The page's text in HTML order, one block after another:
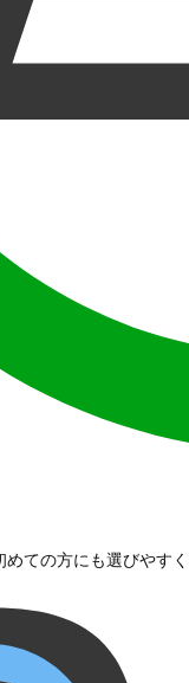
ての方にも選びやす